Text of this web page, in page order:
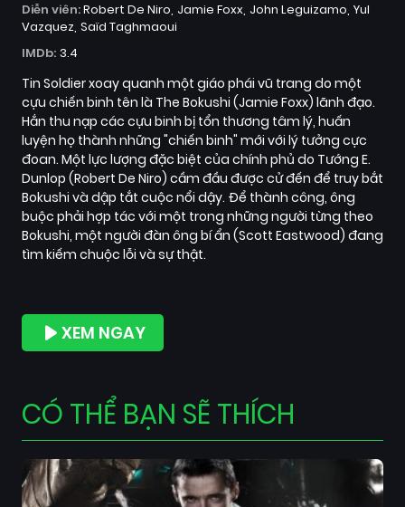
Diễn viên:Robert De Niro Jamie Foxx John Leguizamo Yul
Vazquez Saïd Taghmaoui
IMDb: 3.4
Tin Soldier xoay quanh một giáo phái vũ trang do một
cựu chiến binh tên là The Bokushi (Jamie Foxx) lãnh đạo.
Hắn thu nạp các cựu binh bị tổn thương tâm lý, huấn
luyện họ thành những "chiến binh" mới với lý tưởng cực
đoan. Một lực lượng đặc biệt của chính phủ do Tướng E.
Dunlop (Robert De Niro) cầm đầu được cử đến để truy bắt
Bokushi và dập tắt cuộc nổi dậy. Để thành công, ông
buộc phải hợp tác với một trong những người từng theo
Bokushi, một người đàn ông bí ẩn (Scott Eastwood) đang
tìm kiếm chuộc lỗi và sự thật.
XEM NGAY
CÓ THỂ BẠN SẼ THÍCH